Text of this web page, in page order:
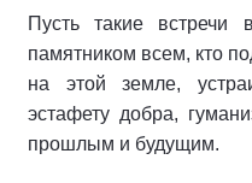
Пусть такие встречи
памятником всем, кто
на этой земле,
эстафету добра,
прошлым и будущим.